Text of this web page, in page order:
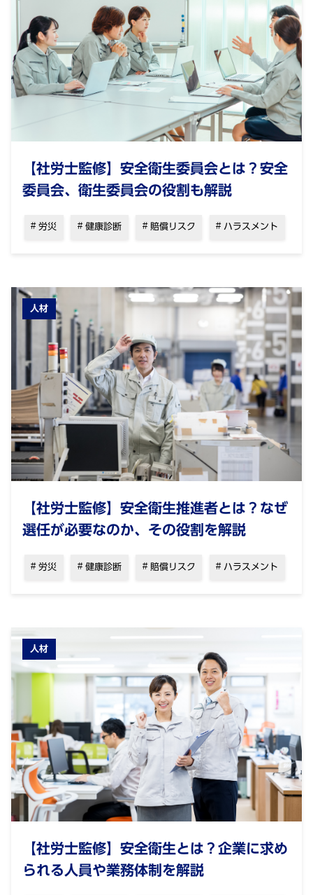
【社労士監修】安全衛生委員会とは？安全
委員会、衛生委員会の役割も解説
労災 健康診断 賠償リスク ハラスメント
人材
【社労士監修】安全衛生推進者とは？なぜ
選任が必要なのか、その役割を解説
労災 健康診断 賠償リスク ハラスメント
人材
【社労士監修】安全衛生とは？企業に求め
られる人員や業務体制を解説